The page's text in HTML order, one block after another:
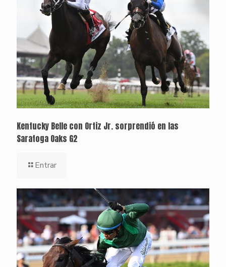
Kentucky Belle con Ortiz Jr. sorprendió en las
Saratoga Oaks G2
Entrar